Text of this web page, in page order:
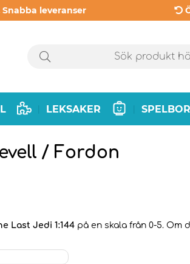
Snabba leveranser
LEKSAKER
/ Fordon
Last Jedi 1:144 på en skala från 0-5.